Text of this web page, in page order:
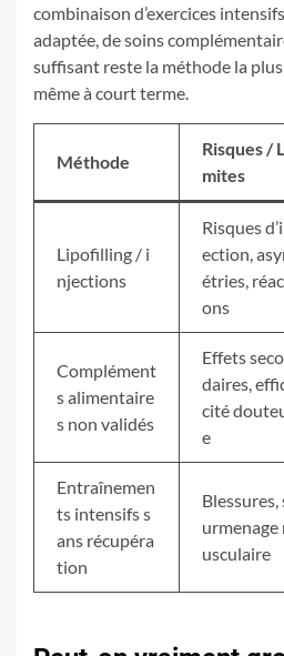
combinaison d’exercices
adaptée, de soins
suffisant reste la méthode la
même à court terme.
Méthode
Risques /
mites
Lipofilling / i
njections
Risques
ection,
étries,
ons
Complément
s alimentaire
s non validés
Effets
daires,
cité
e
Entraînemen
ts intensifs s
ans récupéra
tion
Blessures,
urmenage
usculaire